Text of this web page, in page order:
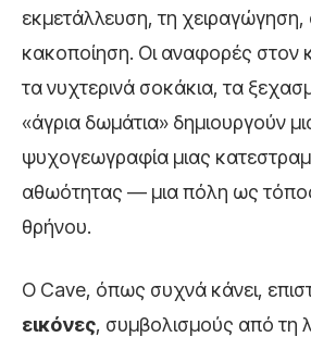
εκμετάλλευση, τη χειραγώγηση,
κακοποίηση. Οι αναφορές στον
τα νυχτερινά σοκάκια, τα
«άγρια δωμάτια» δημιουργούν
ψυχογεωγραφία μιας
αθωότητας — μια πόλη ως
θρήνου.
Ο Cave, όπως συχνά κάνει,
εικόνες, συμβολισμούς από τη